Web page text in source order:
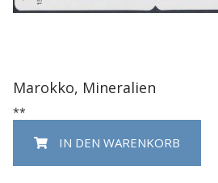
Marokko, Mineralien
**
IN DEN WARENKORB